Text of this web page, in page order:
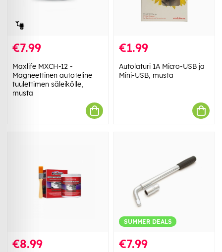
€7.99
Maxlife MXCH-12 -
Magneettinen autoteline
tuulettimen säleikölle,
musta
€1.99
Autolaturi 1A Micro-USB ja
Mini-USB, musta
€8.99
SUMMER DEALS
€7.99